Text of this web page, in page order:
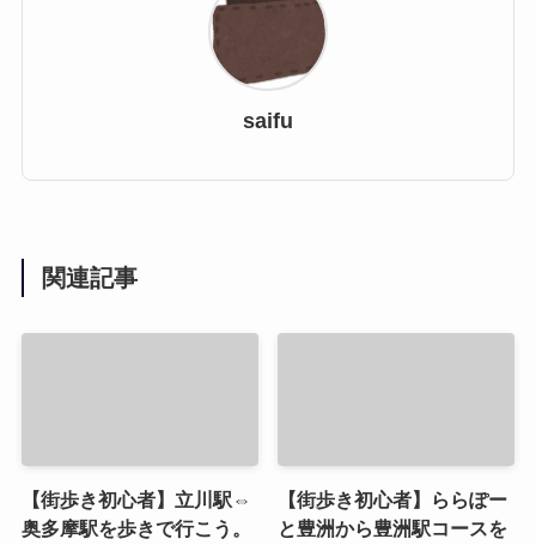
saifu
関連記事
【街歩き初心者】立川駅⇔
奥多摩駅を歩きで行こう。
【街歩き初心者】ららぽー
と豊洲から豊洲駅コースを